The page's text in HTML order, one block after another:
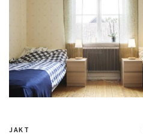
JAKT